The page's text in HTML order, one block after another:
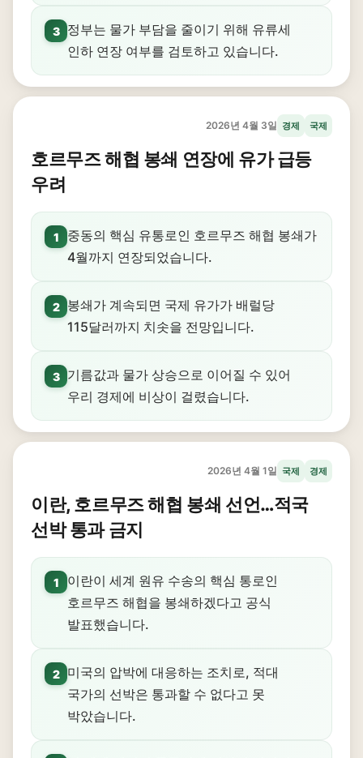
3
정부는 물가 부담을 줄이기 위해 유류세
인하 연장 여부를 검토하고 있습니다.
2026년 4월 3일 경제 국제
호르무즈 해협 봉쇄 연장에 유가 급등
우려
1
중동의 핵심 유통로인 호르무즈 해협 봉쇄가
4월까지 연장되었습니다.
2
봉쇄가 계속되면 국제 유가가 배럴당
115달러까지 치솟을 전망입니다.
3
기름값과 물가 상승으로 이어질 수 있어
우리 경제에 비상이 걸렸습니다.
2026년 4월 1일 국제 경제
이란, 호르무즈 해협 봉쇄 선언…적국
선박 통과 금지
1
이란이 세계 원유 수송의 핵심 통로인
호르무즈 해협을 봉쇄하겠다고 공식
발표했습니다.
2
미국의 압박에 대응하는 조치로, 적대
국가의 선박은 통과할 수 없다고 못
박았습니다.